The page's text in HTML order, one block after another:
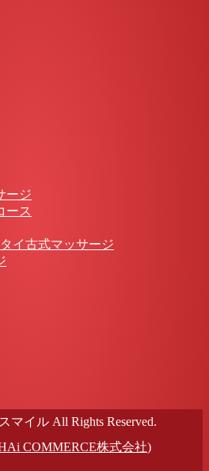
ージ
ース
イ古式マッサージ
マイル All Rights Reserved.
COMMERCE株式会社)